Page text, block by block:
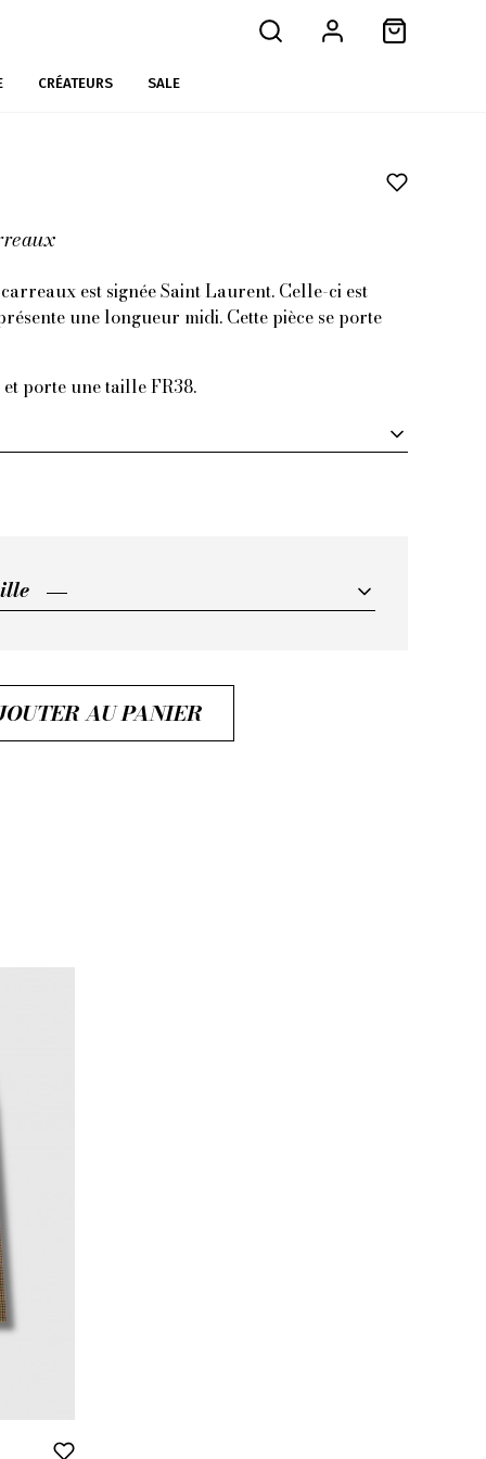
CRÉATEURS SALE
est signée Saint Laurent. Celle-ci est
une longueur midi. Cette pièce se porte
porte une taille FR38.
AU PANIER